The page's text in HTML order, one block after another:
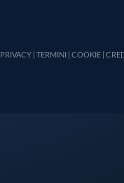
PRIVACY | TERMINI | COOKIE |